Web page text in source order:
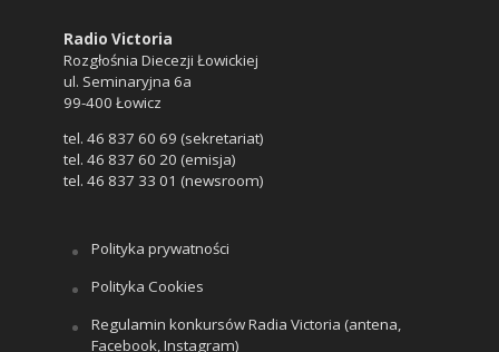
Radio Victoria
Rozgłośnia Diecezji Łowickiej
ul. Seminaryjna 6a
99-400 Łowicz
tel. 46 837 60 69 (sekretariat)
tel. 46 837 60 20 (emisja)
tel. 46 837 33 01 (newsroom)
Polityka prywatności
Polityka Cookies
Regulamin konkursów Radia Victoria (antena,
Facebook, Instagram)